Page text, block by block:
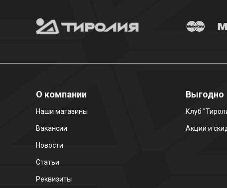
О компании
Наши магазины
Вакансии
Новости
Статьи
Реквизиты
Выгодно
Клуб
Акции и